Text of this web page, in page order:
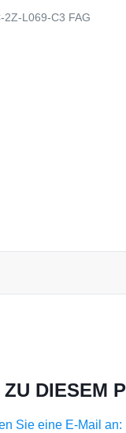
2Z-L069-C3 FAG
DIESEM
Sie eine E-Mail an: